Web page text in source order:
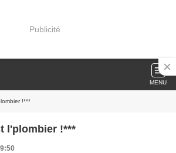
Publicité
MENU
!***
l'plombier !***